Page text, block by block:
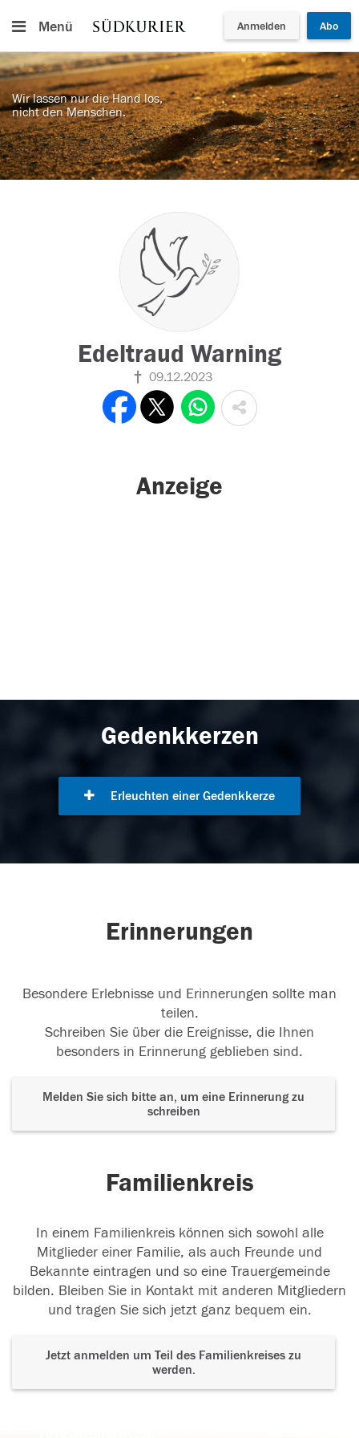
Menü Anmelden Abo
Wir lassen nur die Hand los,
nicht den Menschen.
Edeltraud Warning
09.12.2023
Anzeige
Gedenkkerzen
Erleuchten einer Gedenkkerze
Erinnerungen
Besondere Erlebnisse und Erinnerungen sollte man
teilen.
Schreiben Sie über die Ereignisse, die Ihnen
besonders in Erinnerung geblieben sind.
Melden Sie sich bitte an, um eine Erinnerung zu
schreiben
Familienkreis
In einem Familienkreis können sich sowohl alle
Mitglieder einer Familie, als auch Freunde und
Bekannte eintragen und so eine Trauergemeinde
bilden. Bleiben Sie in Kontakt mit anderen Mitgliedern
und tragen Sie sich jetzt ganz bequem ein.
Jetzt anmelden um Teil des Familienkreises zu
werden.